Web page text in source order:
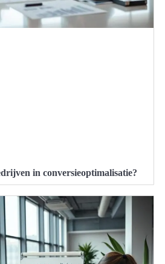
in conversieoptimalisatie?